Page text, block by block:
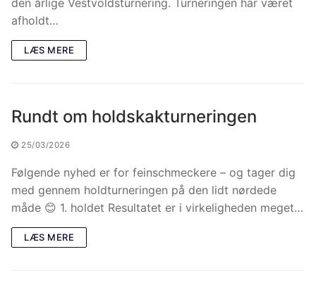
afholdt…
LÆS MERE
Rundt om holdskakturneringen
25/03/2026
Følgende nyhed er for feinschmeckere – og tager dig
med gennem holdturneringen på den lidt nørdede
måde 😊 1. holdet Resultatet er i virkeligheden meget…
LÆS MERE